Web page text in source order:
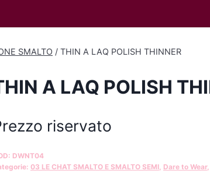
SMALTO / THIN A LAQ POLISH THINNER
A LAQ POLISH
riservato
DWNT04
03 LE CHAT SMALTO E SMALTO SEMI, Dare to Wear,